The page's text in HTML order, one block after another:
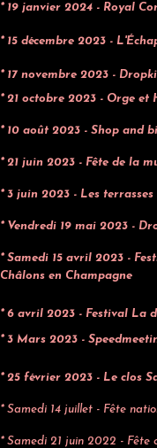
* 19 janvier 2024 - Royal
* 15 décembre 2023 -
* 17 novembre 2023 -
* 21 octobre 2023 - Orge
* 10 août 2023 - Shop and
* 21 juin 2023 - Fête de la
* 3 juin 2023 - Les
* Vendredi 19 mai 2023 -
* Samedi 15 avril 2023 -
Châlons en Champagne
* 6 avril 2023 - Festival La
* 3 Mars 2023 -
* 25 février 2023 - Le clos
* Samedi 14 juillet - Fête
* Samedi 21 juin 2022 - Fête